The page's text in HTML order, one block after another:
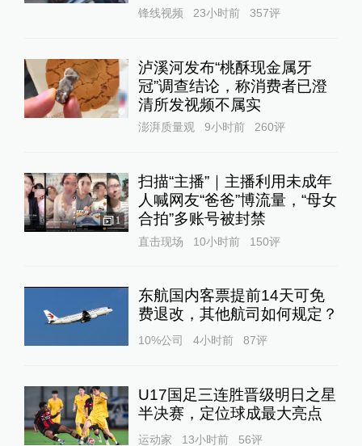
锋线视频 23小时前 357评
泸溪河发布“桃酥现金属牙
冠”调查结论，称消费者已澄
清所发视频不属实
澎湃质量观 9小时前 260评
1
扫描“主播”｜主播利用未成年
人喊网友“爸爸”博流量，“母女
合拍”多账号被封禁
直击现场 10小时前 150评
东航国内客票提前14天可免
费退改，其他航司如何规定？
10%公司 4小时前 87评
U17国足三连胜晋级明日之星
半决赛，定位球成最大亮点
运动家 13小时前 56评